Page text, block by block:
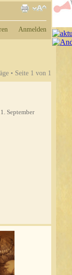
Anmelden
• Seite 1 von 1
September